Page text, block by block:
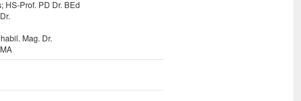
HS-Prof. PD Dr. BEd
Mag. Dr.